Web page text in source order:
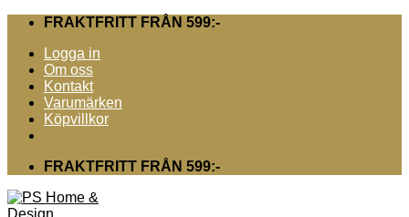
Skip
content
FRAKTFRITT FRÅN 599:-
Logga in
Om oss
Kontakt
Varumärken
Köpvillkor
FRAKTFRITT FRÅN 599:-